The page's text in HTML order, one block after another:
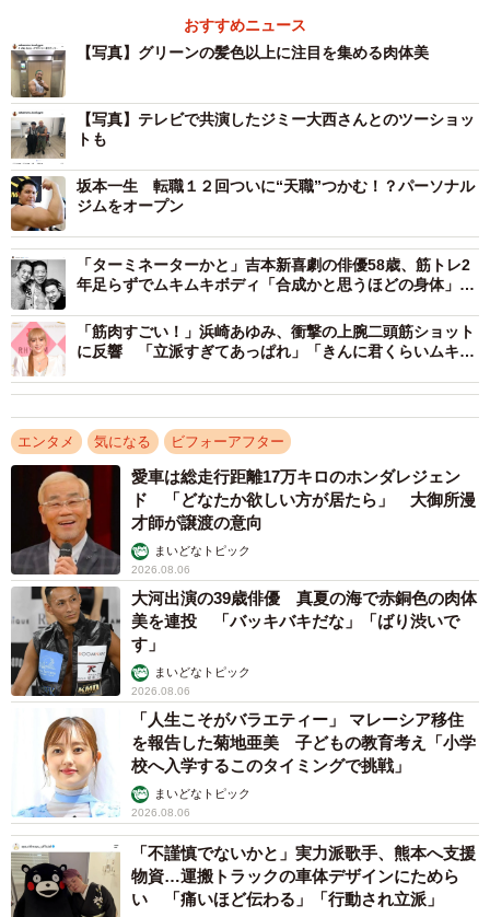
178cm、体重103kg。トレーニングの様子やビルドアップさ
れた筋肉美のほか、愛猫との日常、テレビ出演したことな
どを、こまめに投稿しています。
2025年10月にお笑いタレントで画家のジミー大西さん
（62）と共演した際には、満面の笑みのツーショットをア
ップ。ここにも「たくましくてカッコイイ」「相変わらず
デカいね」と、鍛え上げられたボディーに関するコメント
が寄せられていました。
おすすめニュース
【写真】グリーンの髪色以上に注目を集める肉体美
【写真】テレビで共演したジミー大西さんとのツーショッ
トも
坂本一生 転職１２回ついに“天職”つかむ！？パーソナル
ジムをオープン
「ターミネーターかと」吉本新喜劇の俳優58歳、筋トレ2
年足らずでムキムキボディ「合成かと思うほどの身体」
「筋肉すごい！」浜崎あゆみ、衝撃の上腕二頭筋ショット
に反響 「立派すぎてあっぱれ」「きんに君くらいムキム
エンタメ 気になる ビフォーアフター
愛車は総走行距離17万キロのホンダレジェン
ド 「どなたか欲しい方が居たら」 大御所漫
才師が譲渡の意向
まいどなトピック
2026.08.06
大河出演の39歳俳優 真夏の海で赤銅色の肉体
美を連投 「バッキバキだな」「ばり渋いで
す」
まいどなトピック
2026.08.06
「人生こそがバラエティー」 マレーシア移住
を報告した菊地亜美 子どもの教育考え「小学
校へ入学するこのタイミングで挑戦」
まいどなトピック
2026.08.06
「不謹慎でないかと」実力派歌手、熊本へ支援
物資…運搬トラックの車体デザインにためら
い 「痛いほど伝わる」「行動され立派」